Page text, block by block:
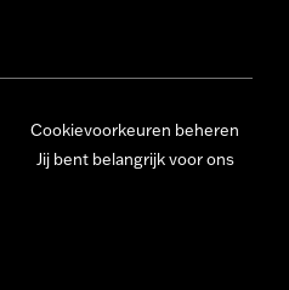
Cookievoorkeuren beheren
Jij bent belangrijk voor ons